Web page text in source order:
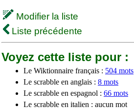
Modifier la liste
Liste précédente
Voyez cette liste pour :
Le Wiktionnaire français : 504 mots
Le scrabble en anglais : 8 mots
Le scrabble en espagnol : 66 mots
Le scrabble en italien : aucun mot